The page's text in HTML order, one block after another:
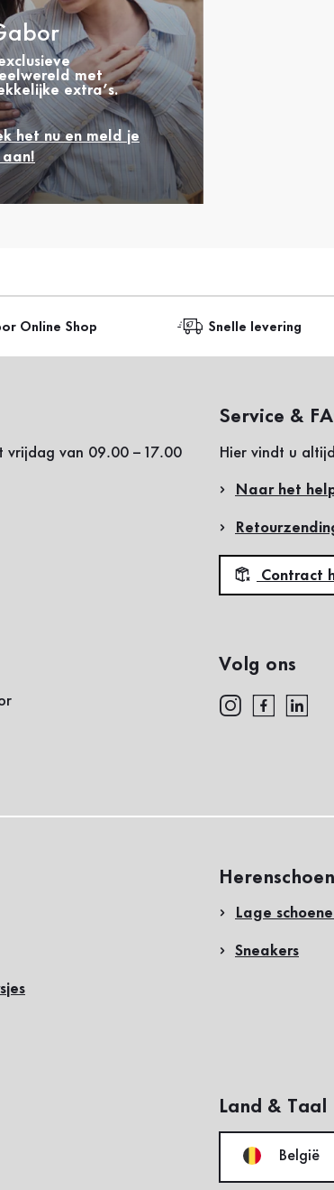
met
extra’s.
het nu en meld je
aan!
Online Shop Snelle levering
vrijdag van 09.00 – 17.00
Service &
Hier vindt u
Naar het
Contract
Volg ons
Lage
Sneakers
Land & Taal
België